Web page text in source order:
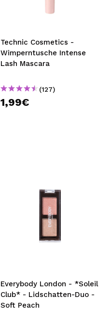
Technic Cosmetics -
Wimperntusche Intense
Lash Mascara
(127)
1,99€
Everybody London - *Soleil
Club* - Lidschatten-Duo -
Soft Peach